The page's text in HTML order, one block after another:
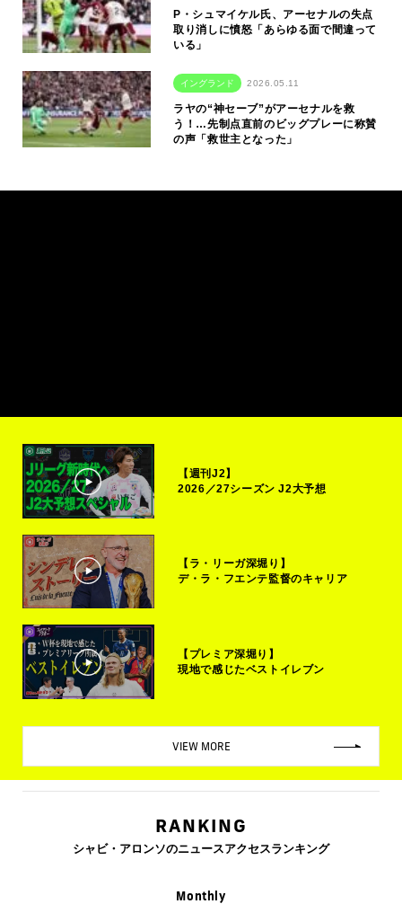
P・シュマイケル氏、アーセナルの失点
取り消しに憤怒「あらゆる面で間違って
いる」
イングランド 2026.05.11
ラヤの“神セーブ”がアーセナルを救
う！…先制点直前のビッグプレーに称賛
の声「救世主となった」
【週刊J2】
2026／27シーズン J2大予想
【ラ・リーガ深堀り】
デ・ラ・フエンテ監督のキャリア
【プレミア深堀り】
現地で感じたベストイレブン
VIEW MORE
RANKING
シャビ・アロンソのニュースアクセスランキング
Monthly